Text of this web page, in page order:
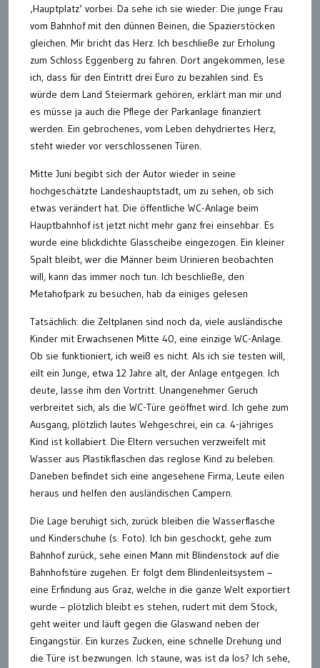
‚Hauptplatz‘ vorbei. Da sehe ich sie wieder: Die junge Frau
vom Bahnhof mit den dünnen Beinen, die Spazierstöcken
gleichen. Mir bricht das Herz. Ich beschließe zur Erholung
zum Schloss Eggenberg zu fahren. Dort angekommen, lese
ich, dass für den Eintritt drei Euro zu bezahlen sind. Es
würde dem Land Steiermark gehören, erklärt man mir und
es müsse ja auch die Pflege der Parkanlage finanziert
werden. Ein gebrochenes, vom Leben dehydriertes Herz,
steht wieder vor verschlossenen Türen.
Mitte Juni begibt sich der Autor wieder in seine
hochgeschätzte Landeshauptstadt, um zu sehen, ob sich
etwas verändert hat. Die öffentliche WC-Anlage beim
Hauptbahnhof ist jetzt nicht mehr ganz frei einsehbar. Es
wurde eine blickdichte Glasscheibe eingezogen. Ein kleiner
Spalt bleibt, wer die Männer beim Urinieren beobachten
will, kann das immer noch tun. Ich beschließe, den
Metahofpark zu besuchen, hab da einiges gelesen
Tatsächlich: die Zeltplanen sind noch da, viele ausländische
Kinder mit Erwachsenen Mitte 40, eine einzige WC-Anlage.
Ob sie funktioniert, ich weiß es nicht. Als ich sie testen will,
eilt ein Junge, etwa 12 Jahre alt, der Anlage entgegen. Ich
deute, lasse ihm den Vortritt. Unangenehmer Geruch
verbreitet sich, als die WC-Türe geöffnet wird. Ich gehe zum
Ausgang, plötzlich lautes Wehgeschrei, ein ca. 4-jähriges
Kind ist kollabiert. Die Eltern versuchen verzweifelt mit
Wasser aus Plastikflaschen das reglose Kind zu beleben.
Daneben befindet sich eine angesehene Firma, Leute eilen
heraus und helfen den ausländischen Campern.
Die Lage beruhigt sich, zurück bleiben die Wasserflasche
und Kinderschuhe (s. Foto). Ich bin geschockt, gehe zum
Bahnhof zurück, sehe einen Mann mit Blindenstock auf die
Bahnhofstüre zugehen. Er folgt dem Blindenleitsystem –
eine Erfindung aus Graz, welche in die ganze Welt exportiert
wurde – plötzlich bleibt es stehen, rudert mit dem Stock,
geht weiter und läuft gegen die Glaswand neben der
Eingangstür. Ein kurzes Zucken, eine schnelle Drehung und
die Türe ist bezwungen. Ich staune, was ist da los? Ich sehe,